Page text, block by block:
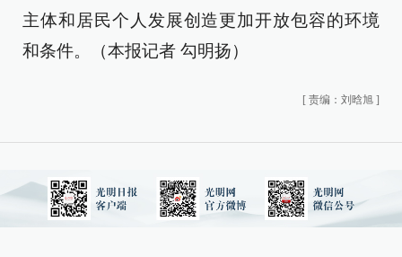
主体和居民个人发展创造更加开放包容的环境
和条件。（本报记者 勾明扬）
[ 责编：刘晗旭 ]